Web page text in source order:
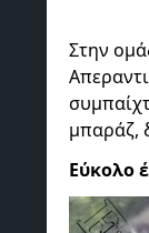
Στην
μπαράζ,
Εύκολο